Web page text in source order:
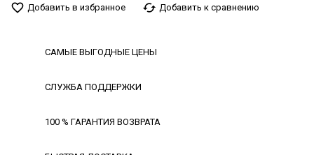
favorite_border Добавить в избранное cached Добавить к сравнению
САМЫЕ ВЫГОДНЫЕ ЦЕНЫ
СЛУЖБА ПОДДЕРЖКИ
100 % ГАРАНТИЯ ВОЗВРАТА